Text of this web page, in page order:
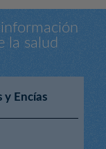
la salud
y Encías